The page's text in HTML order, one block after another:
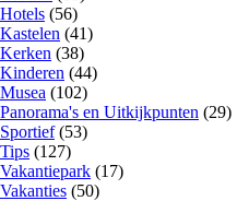
Hotels (56)
Kastelen (41)
Kerken (38)
Kinderen (44)
Musea (102)
Panorama's en Uitkijkpunten (29)
Sportief(53)
Tips (127)
Vakantiepark (17)
Vakanties (50)